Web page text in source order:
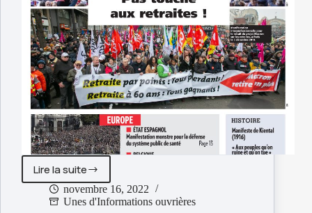
Lire la suiteInformations
ouvrières
n°732
novembre 16, 2022
Unes d'Informations ouvrières